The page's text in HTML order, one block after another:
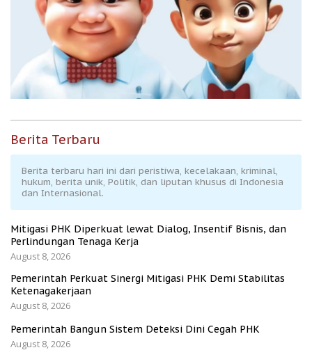
Berita Terbaru
Berita terbaru hari ini dari peristiwa, kecelakaan, kriminal,
hukum, berita unik, Politik, dan liputan khusus di Indonesia
dan Internasional.
Mitigasi PHK Diperkuat lewat Dialog, Insentif Bisnis, dan
Perlindungan Tenaga Kerja
August 8, 2026
Pemerintah Perkuat Sinergi Mitigasi PHK Demi Stabilitas
Ketenagakerjaan
August 8, 2026
Pemerintah Bangun Sistem Deteksi Dini Cegah PHK
August 8, 2026